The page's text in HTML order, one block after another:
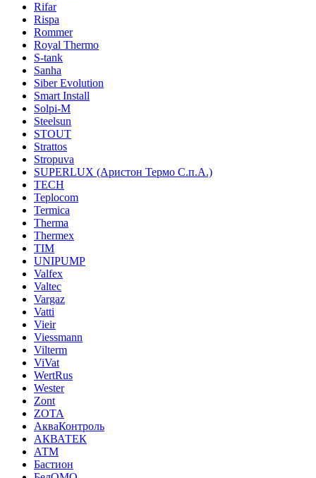
Rifar
Rispa
Rommer
Royal Thermo
S-tank
Sanha
Siber Evolution
Smart Install
Solpi-M
Steelsun
STOUT
Strattos
Stropuva
SUPERLUX (Аристон Термо С.п.А.)
TECH
Teplocom
Termica
Therma
Thermex
TIM
UNIPUMP
Valfex
Valtec
Vargaz
Vatti
Vieir
Viessmann
Vilterm
ViVat
WertRus
Wester
Zont
ZOTA
АкваКонтроль
АКВАТЕК
АТМ
Бастион